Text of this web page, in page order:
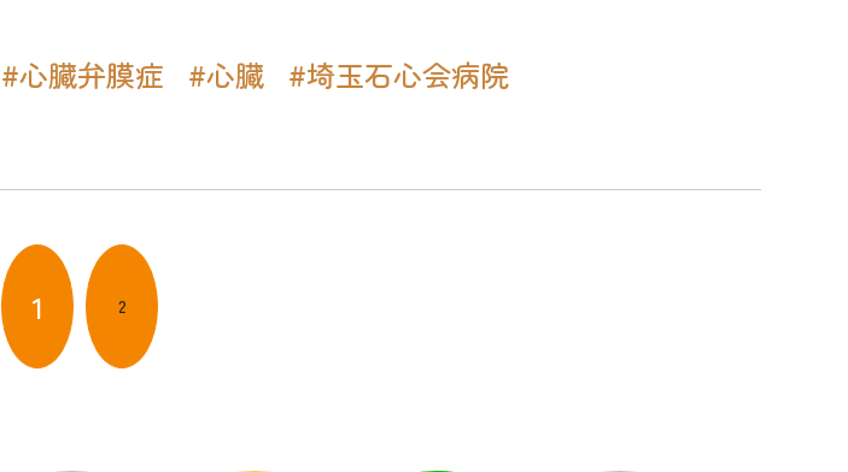
#心臓弁膜症 #心臓 #埼玉石心会病院
1 2